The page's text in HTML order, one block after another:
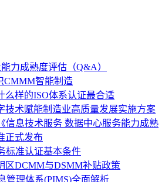
力成熟度评估（Q&A）
CMMM智能制造
么样的ISO体系认证最合适
技术赋能制造业高质量发展实施方案
信息技术服务 数据中心服务能力成熟
正式发布
标准认证基本条件
区DCMM与DSMM补贴政策
管理体系(PIMS)全面解析